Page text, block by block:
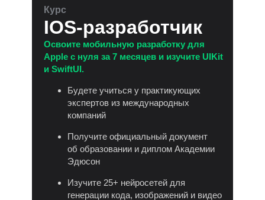
Курс
IOS-разработчик
Освоите мобильную разработку для
Apple с нуля за 7 месяцев и изучите UIKit
и SwiftUI.
Будете учиться у практикующих
экспертов из международных
компаний
Получите официальный документ
об образовании и диплом Академии
Эдюсон
Изучите 25+ нейросетей для
генерации кода, изображений и видео